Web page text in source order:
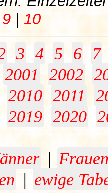
9 10
3 4 5 6
7
2001 2002
2010 2011
2019 2020
|
| ewige